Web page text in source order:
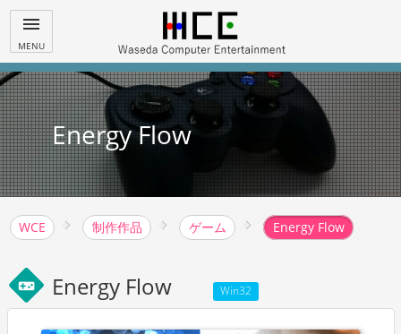
menu
MENU
Energy Flow
WCE 制作作品 ゲーム Energy Flow
videogame_asset Energy Flow Win32